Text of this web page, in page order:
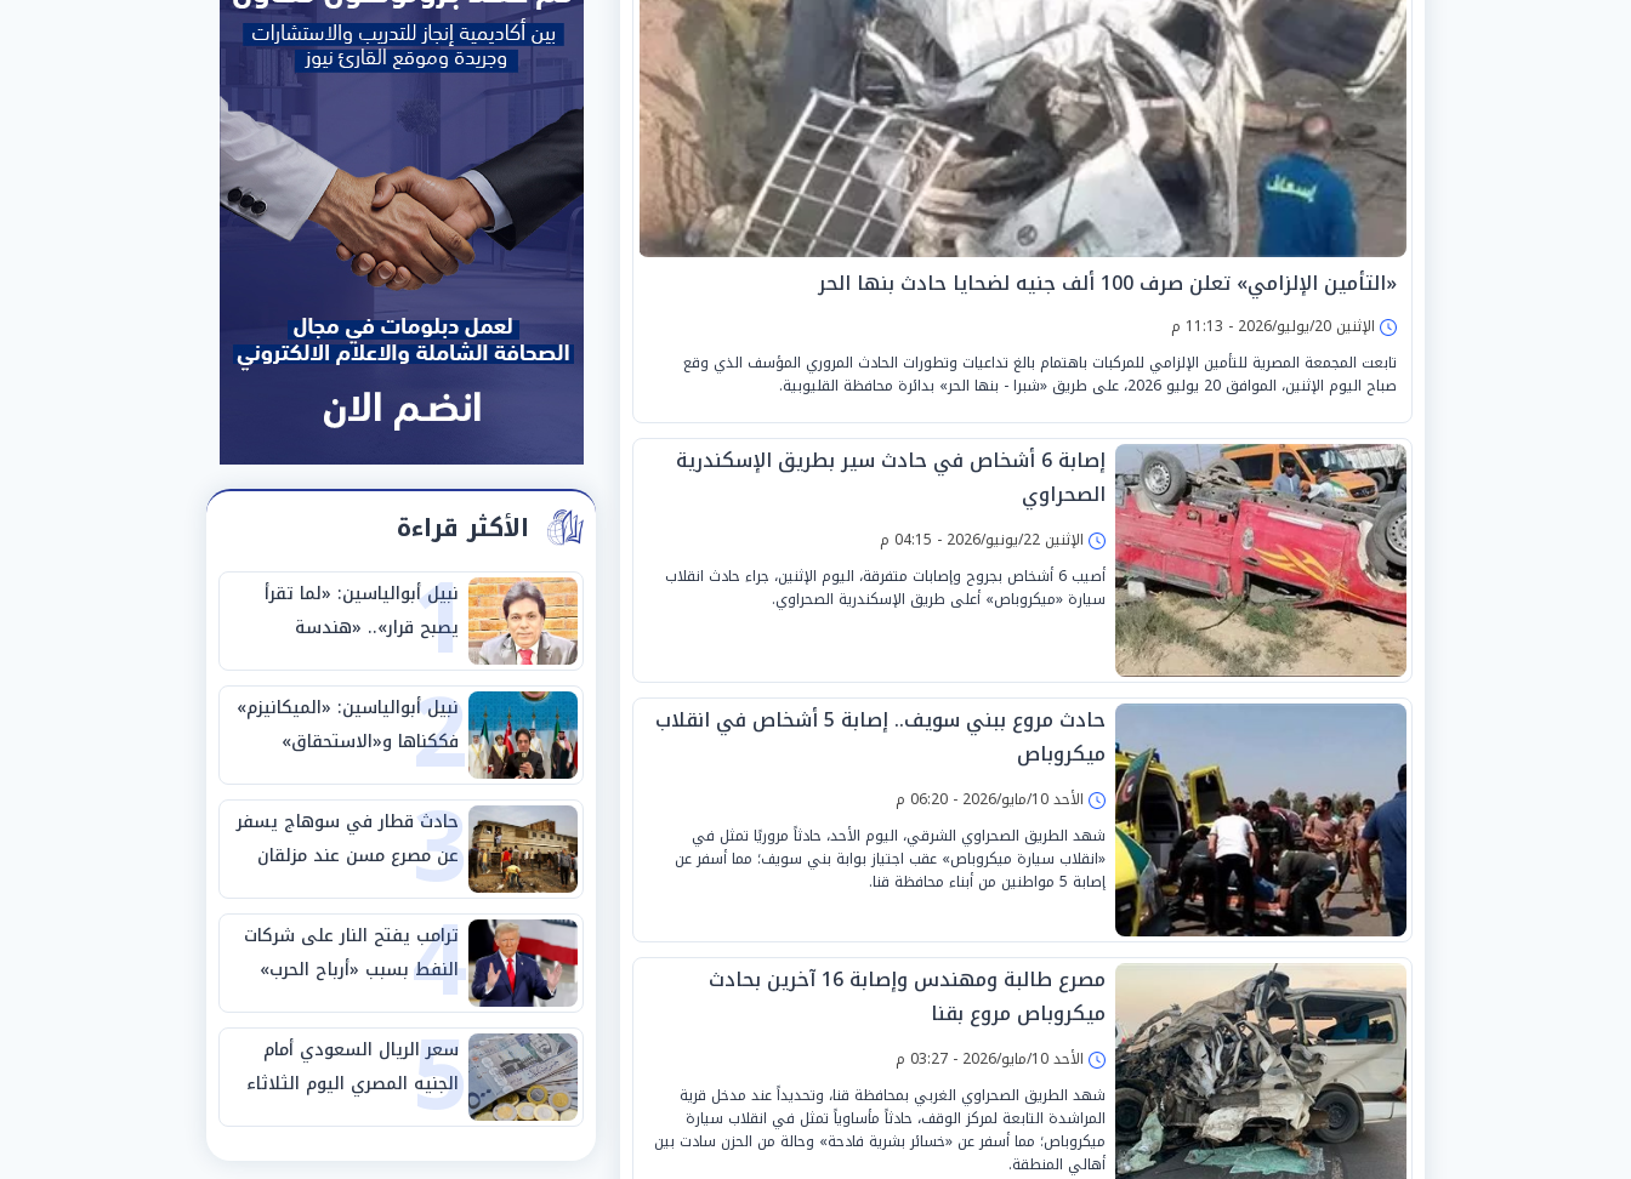
«التأمين الإلزامي» تعلن صرف 100 ألف جنيه لضحايا حادث بنها الحر
الإثنين 20/يوليو/2026 - 11:13 م
تابعت المجمعة المصرية للتأمين الإلزامي للمركبات باهتمام بالغ تداعيات وتطورات الحادث المروري المؤسف الذي وقع
صباح اليوم الإثنين، الموافق 20 يوليو 2026، على طريق «شبرا - بنها الحر» بدائرة محافظة القليوبية.
إصابة 6 أشخاص في حادث سير بطريق الإسكندرية
الصحراوي
الإثنين 22/يونيو/2026 - 04:15 م
أصيب 6 أشخاص بجروح وإصابات متفرقة، اليوم الإثنين، جراء حادث انقلاب
سيارة «ميكروباص» أعلى طريق الإسكندرية الصحراوي.
حادث مروع ببني سويف.. إصابة 5 أشخاص في انقلاب
ميكروباص
الأحد 10/مايو/2026 - 06:20 م
شهد الطريق الصحراوي الشرقي، اليوم الأحد، حادثاً مروريًا تمثل في
«انقلاب سيارة ميكروباص» عقب اجتياز بوابة بني سويف؛ مما أسفر عن
إصابة 5 مواطنين من أبناء محافظة قنا.
مصرع طالبة ومهندس وإصابة 16 آخرين بحادث
ميكروباص مروع بقنا
الأحد 10/مايو/2026 - 03:27 م
شهد الطريق الصحراوي الغربي بمحافظة قنا، وتحديداً عند مدخل قرية
المراشدة التابعة لمركز الوقف، حادثاً مأساوياً تمثل في انقلاب سيارة
ميكروباص؛ مما أسفر عن «خسائر بشرية فادحة» وحالة من الحزن سادت بين
أهالي المنطقة.
الأكثر قراءة
1
نبيل أبوالياسين: «لما تقرأ
يصبح قرار».. «هندسة
الاستثمار السيادي» بين «ربط
الجيب بالوطن» و«سيادة
الكلمة»
2
نبيل أبوالياسين: «الميكانيزم»
فككناها و«الاستحقاق»
حتمية.. «تفعيل الإرادة»
مهمة الجامعة العربية
3
حادث قطار في سوهاج يسفر
عن مصرع مسن عند مزلقان
المراغة
4
ترامب يفتح النار على شركات
النفط بسبب «أرباح الحرب»
5
سعر الريال السعودي أمام
الجنيه المصري اليوم الثلاثاء
4-8-2026